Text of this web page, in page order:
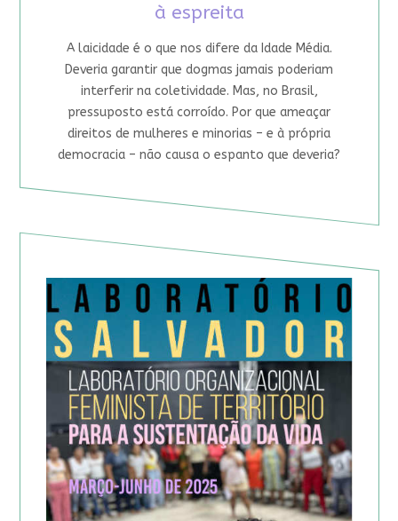
à espreita
A laicidade é o que nos difere da Idade Média.
Deveria garantir que dogmas jamais poderiam
interferir na coletividade. Mas, no Brasil,
pressuposto está corroído. Por que ameaçar
direitos de mulheres e minorias – e à própria
democracia – não causa o espanto que deveria?